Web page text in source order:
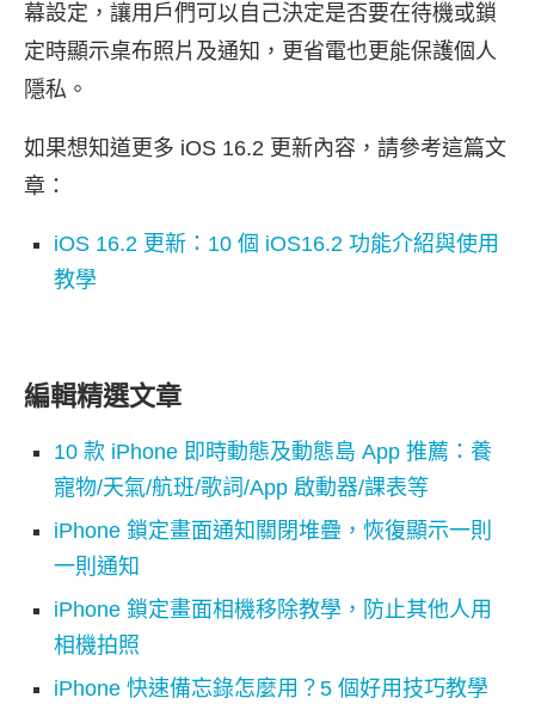
幕設定，讓用戶們可以自己決定是否要在待機或鎖
定時顯示桌布照片及通知，更省電也更能保護個人
隱私。
如果想知道更多 iOS 16.2 更新內容，請參考這篇文
章：
iOS 16.2 更新：10 個 iOS16.2 功能介紹與使用
教學
編輯精選文章
10 款 iPhone 即時動態及動態島 App 推薦：養
寵物/天氣/航班/歌詞/App 啟動器/課表等
iPhone 鎖定畫面通知關閉堆疊，恢復顯示一則
一則通知
iPhone 鎖定畫面相機移除教學，防止其他人用
相機拍照
iPhone 快速備忘錄怎麼用？5 個好用技巧教學